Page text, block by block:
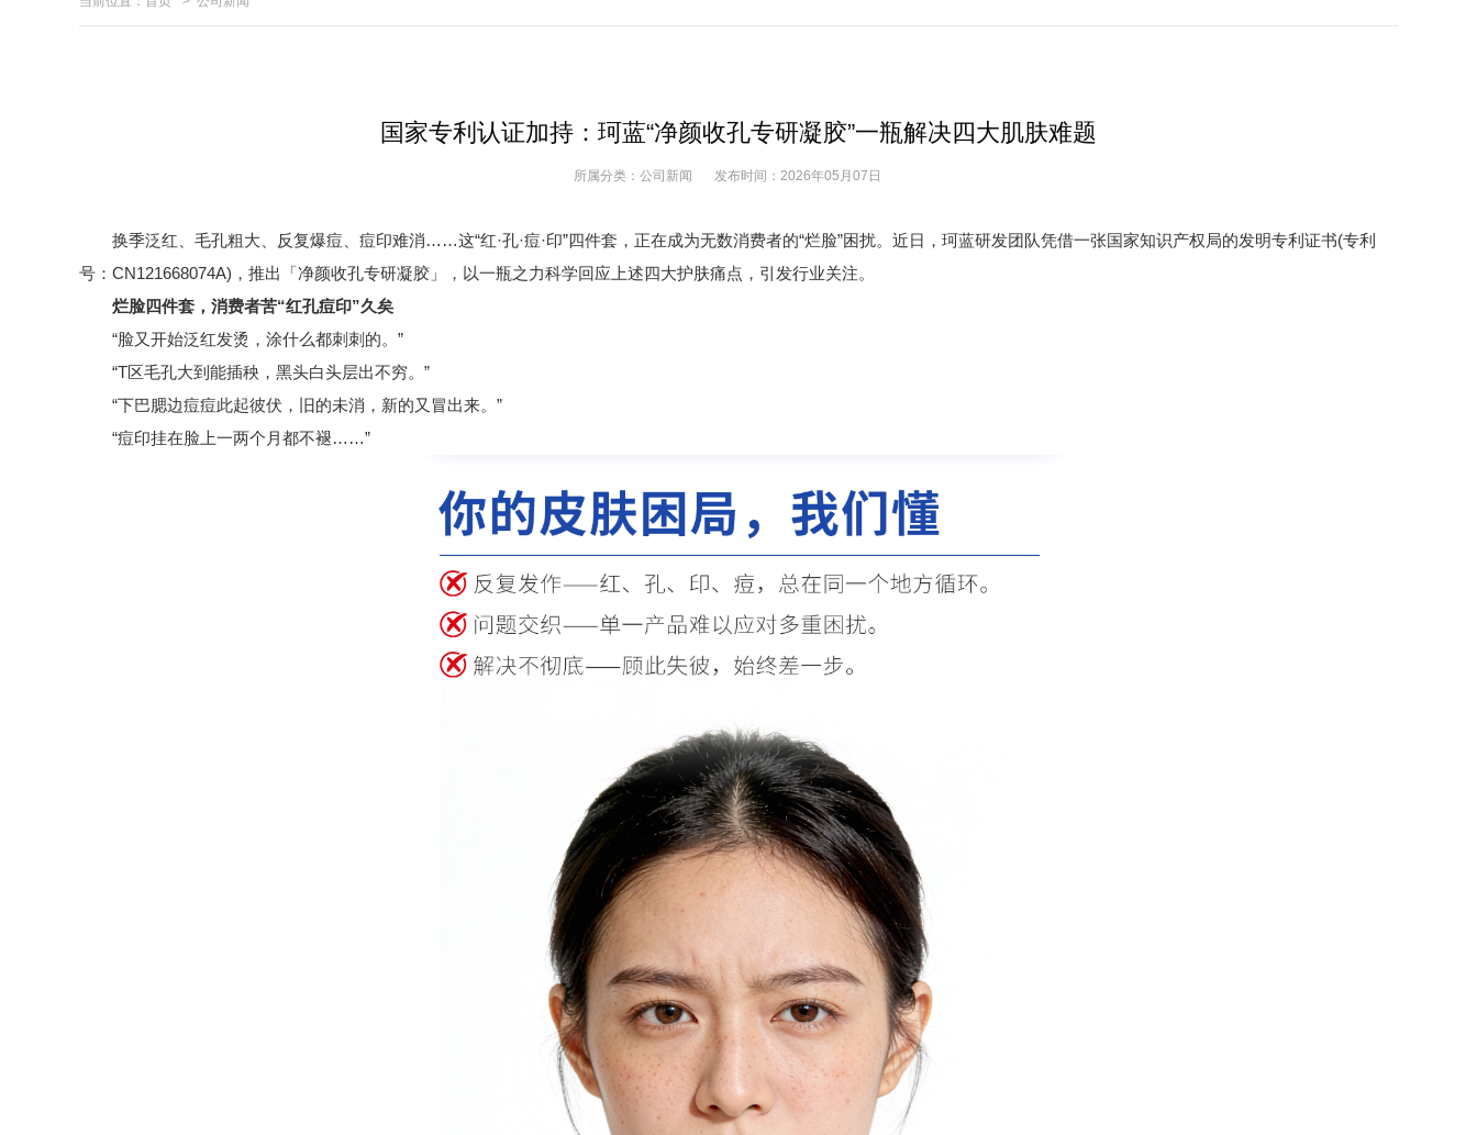
国家专利认证加持：珂蓝“净颜收孔专研凝胶”一瓶解决四大肌肤难题
所属分类： 公司新闻 发布时间： 2026年05月07日
换季泛红、毛孔粗大、反复爆痘、痘印难消……这“红·孔·痘·印”四件套，正在成为无数消费者的“烂脸”困扰。近日，珂蓝研发团队凭借一张国家知识产权局的发明专利证书(专利
号：CN121668074A)，推出「净颜收孔专研凝胶」，以一瓶之力科学回应上述四大护肤痛点，引发行业关注。
烂脸四件套，消费者苦“红孔痘印”久矣
“脸又开始泛红发烫，涂什么都刺刺的。”
“T区毛孔大到能插秧，黑头白头层出不穷。”
“下巴腮边痘痘此起彼伏，旧的未消，新的又冒出来。”
“痘印挂在脸上一两个月都不褪……”